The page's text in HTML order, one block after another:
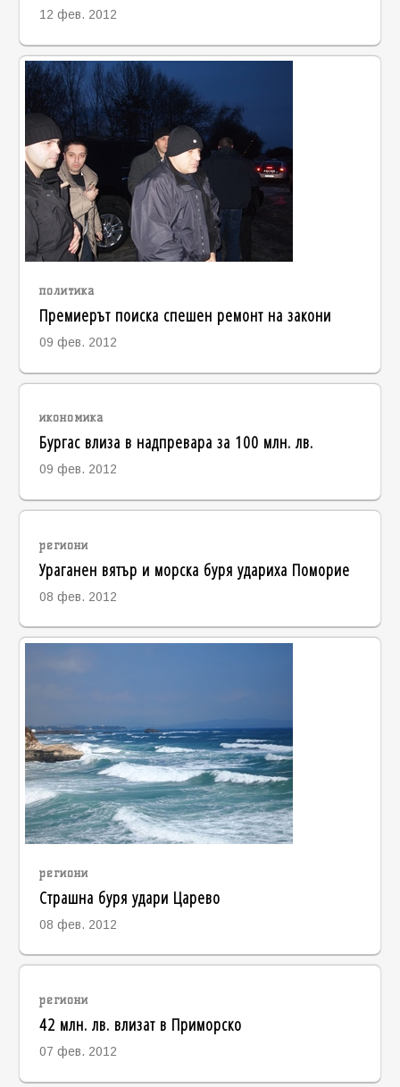
12 фев. 2012
политика
Премиерът поиска спешен ремонт на закони
09 фев. 2012
икономика
Бургас влиза в надпревара за 100 млн. лв.
09 фев. 2012
региони
Ураганен вятър и морска буря удариха Поморие
08 фев. 2012
региони
Страшна буря удари Царево
08 фев. 2012
региони
42 млн. лв. влизат в Приморско
07 фев. 2012